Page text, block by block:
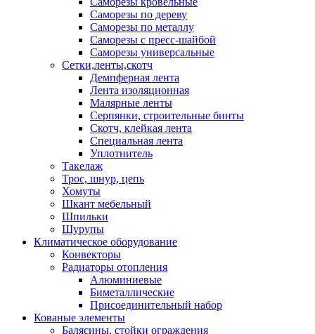
Саморезы по дереву
Саморезы по металлу
Саморезы с пресс-шайбой
Саморезы универсальные
Сетки,ленты,скотч
Демпферная лента
Лента изоляционная
Малярные ленты
Серпянки, строительные бинты
Скотч, клейкая лента
Специальная лента
Уплотнитель
Такелаж
Трос, шнур, цепь
Хомуты
Шкант мебельный
Шпильки
Шурупы
Климатическое оборудование
Конвекторы
Радиаторы отопления
Алюминиевые
Биметаллические
Присоединительный набор
Кованые элементы
Балясины, стойки ограждения